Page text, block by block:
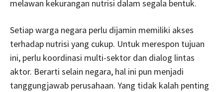
melawan kekurangan nutrisi dalam segala bentuk.
Setiap warga negara perlu dijamin memiliki akses
terhadap nutrisi yang cukup. Untuk merespon tujuan
ini, perlu koordinasi multi-sektor dan dialog lintas
aktor. Berarti selain negara, hal ini pun menjadi
tanggungjawab perusahaan. Yang tidak kalah penting